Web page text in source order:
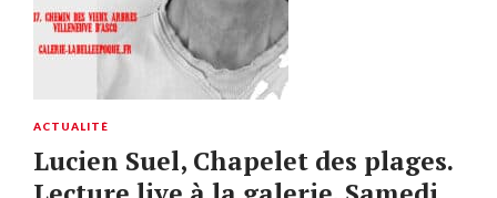
ACTUALITÉ
Lucien Suel, Chapelet des plages.